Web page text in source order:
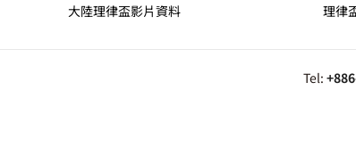
大陸理律盃影片資料
理律
Tel: